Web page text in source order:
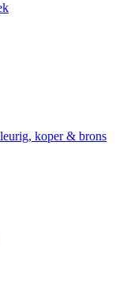
koper & brons